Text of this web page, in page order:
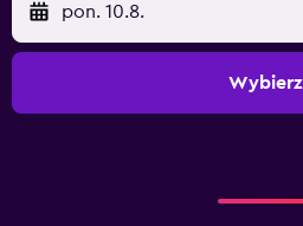
pon. 10.8.
Wybierz